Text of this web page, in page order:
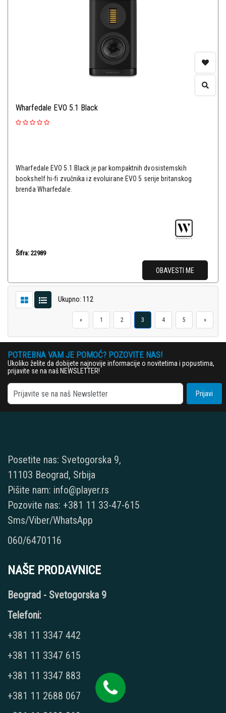
Wharfedale EVO 5.1 Black
Wharfedale EVO 5.1 Black je par kompaktnih dvosistemskih
bookshelf hi-fi zvučnika iz evoluirane EVO 5 serije britanskog
brenda Wharfedale.
Šifra: 22989
OBAVESTI ME
Ukupno: 112
« 1 2 3 4 5 »
POTREBNA VAM JE POMOĆ? POZOVITE NAS!
Ukoliko želite da dobijete najnovije informacije o novitetima i popustima,
prijavite se na naš NEWSLETTER!
Prijavi
Posetite nas: Svetogorska 9,
11103 Beograd, Srbija
Pišite nam: info@player.rs
Pozovite nas: +381 11 33-47-615
Sms/Viber/WhatsApp
060/6470116
NAŠE PRODAVNICE
Beograd - Svetogorska 9
Telefoni:
+381 11 3347 442
+381 11 3347 615
+381 11 3347 883
+381 11 2688 067